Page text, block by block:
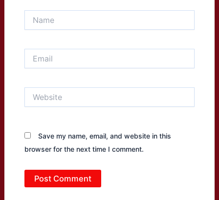
Save my name, email, and website in this
browser for the next time I comment.